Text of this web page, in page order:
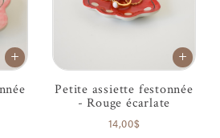
Petite assiette festonnée
- Rouge écarlate
14,00$